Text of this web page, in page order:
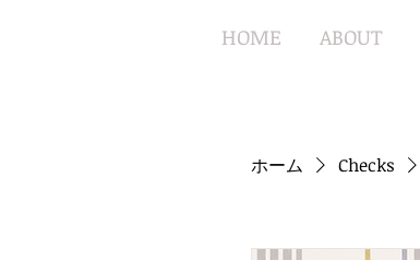
HOME ABOUT
ホーム Checks